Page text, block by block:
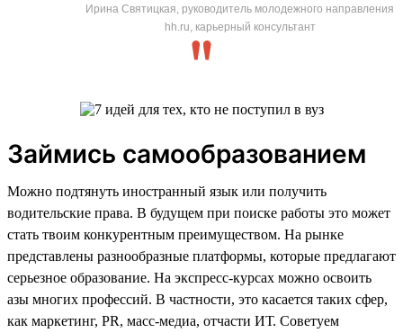
Ирина Святицкая, руководитель молодежного направления
hh.ru, карьерный консультант
Займись самообразованием
Можно подтянуть иностранный язык или получить
водительские права. В будущем при поиске работы это может
стать твоим конкурентным преимуществом. На рынке
представлены разнообразные платформы, которые предлагают
серьезное образование. На экспресс-курсах можно освоить
азы многих профессий. В частности, это касается таких сфер,
как маркетинг, PR, масс-медиа, отчасти ИТ. Советуем